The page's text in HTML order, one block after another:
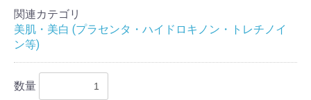
関連カテゴリ
美肌・美白 (プラセンタ・ハイドロキノン・トレチノイ
ン等)
数量